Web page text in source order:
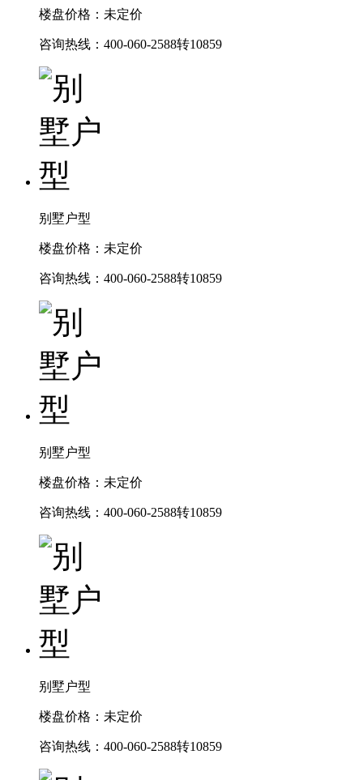
楼盘价格：未定价
咨询热线：400-060-2588转10859
别墅户型
楼盘价格：未定价
咨询热线：400-060-2588转10859
别墅户型
楼盘价格：未定价
咨询热线：400-060-2588转10859
别墅户型
楼盘价格：未定价
咨询热线：400-060-2588转10859